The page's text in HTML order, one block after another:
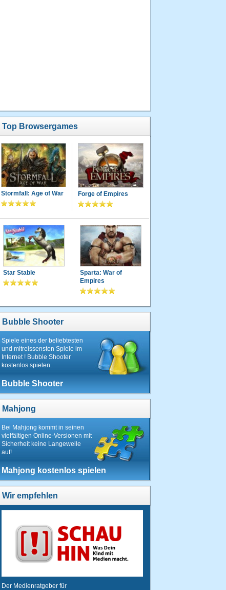
Top Browsergames
Stormfall: Age of War Forge of Empires
Star Stable
Sparta: War of
Empires
Bubble Shooter
Spiele eines der beliebtesten
und mitreissensten Spiele im
Internet ! Bubble Shooter
kostenlos spielen.
Bubble Shooter
Mahjong
Bei Mahjong kommt in seinen
vielfältigen Online-Versionen mit
Sicherheit keine Langeweile
auf!
Mahjong kostenlos spielen
Wir empfehlen
Der Medienratgeber für